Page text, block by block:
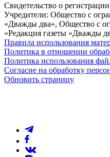
Свидетельство о
Учредители: Общество с
«Дважды два», Общество с
«Редакция газеты «Дважды
Правила использования
Политика в отношении
Политика использования
Согласие на обработку
Обновить страницу